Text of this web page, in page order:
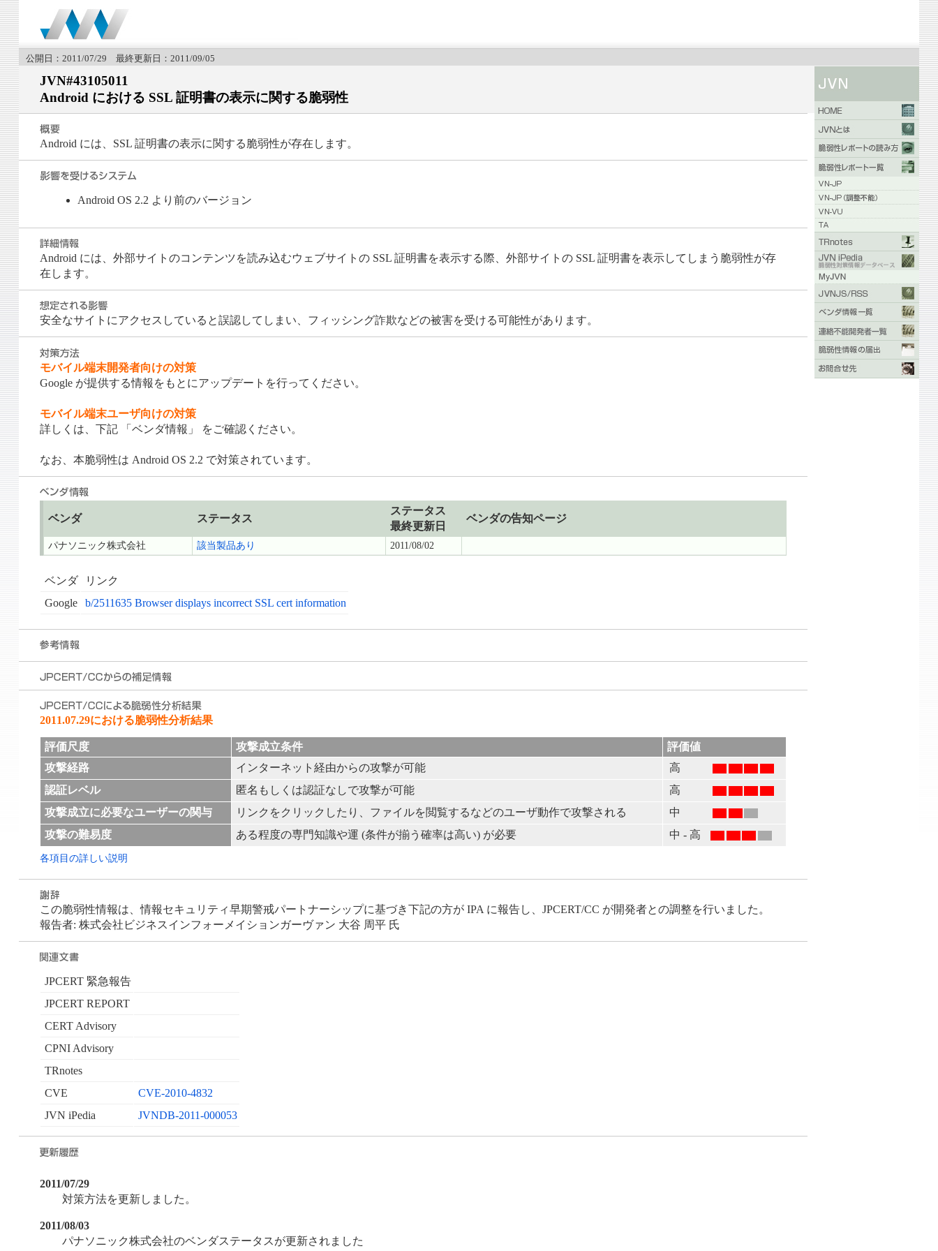
公開日：2011/07/29 最終更新日：2011/09/05
JVN#43105011
Android における SSL 証明書の表示に関する脆弱性
Android には、SSL 証明書の表示に関する脆弱性が存在します。
Android OS 2.2 より前のバージョン
Android には、外部サイトのコンテンツを読み込むウェブサイトの SSL 証明書を表示する際、外部サイトの SSL 証明書を表示してしまう脆弱性が存
在します。
安全なサイトにアクセスしていると誤認してしまい、フィッシング詐欺などの被害を受ける可能性があります。
モバイル端末開発者向けの対策
Google が提供する情報をもとにアップデートを行ってください。
モバイル端末ユーザ向けの対策
詳しくは、下記 「ベンダ情報」 をご確認ください。
なお、本脆弱性は Android OS 2.2 で対策されています。
ベンダ ステータス
ステータス
最終更新日
ベンダの告知ページ
パナソニック株式会社 該当製品あり 2011/08/02
ベンダ
リンク
Google
b/2511635 Browser displays incorrect SSL cert information
2011.07.29における脆弱性分析結果
評価尺度 攻撃成立条件
評価値
攻撃経路
インターネット経由からの攻撃が可能
高
認証レベル
匿名もしくは認証なしで攻撃が可能
高
攻撃成立に必要なユーザーの関与
リンクをクリックしたり、ファイルを閲覧するなどのユーザ動作で攻撃される
中
攻撃の難易度
ある程度の専門知識や運 (条件が揃う確率は高い) が必要 中 - 高
各項目の詳しい説明
この脆弱性情報は、情報セキュリティ早期警戒パートナーシップに基づき下記の方が IPA に報告し、JPCERT/CC が開発者との調整を行いました。
報告者: 株式会社ビジネスインフォーメイションガーヴァン 大谷 周平 氏
JPCERT 緊急報告
JPCERT REPORT
CERT Advisory
CPNI Advisory
TRnotes
CVE
CVE-2010-4832
JVN iPedia
JVNDB-2011-000053
2011/07/29
対策方法を更新しました。
2011/08/03
パナソニック株式会社のベンダステータスが更新されました